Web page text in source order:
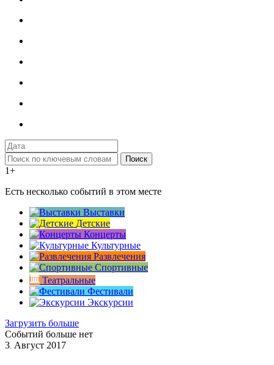
Поиск
1+
Есть несколько событий в этом месте
Выставки
Детские
Концерты
Культурные
Развлечения
Спортивные
Театральные
Фестивали
Экскурсии
Загрузить больше
Событий больше нет
3. Август 2017